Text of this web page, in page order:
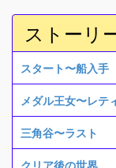
ストーリ
スタート〜船入手
メダル王女〜レテ
三角谷〜ラスト
クリア後の世界